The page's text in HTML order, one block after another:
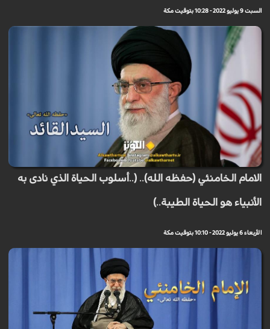
السبت 9 يوليو 2022 - 10:28 بتوقيت مكة
الامام الخامنئي (حفظه الله).. (..أسلوب الحياة الذي نادى به
الأنبياء هو الحياة الطيبة..)
الأربعاء 6 يوليو 2022 - 10:10 بتوقيت مكة